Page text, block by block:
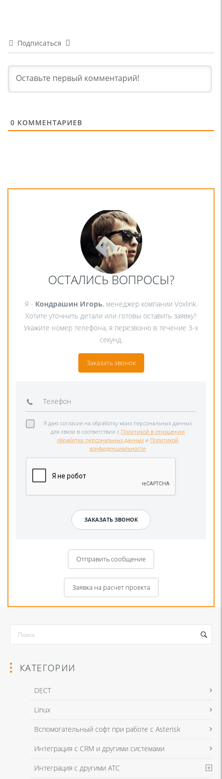
Подписаться
0 КОММЕНТАРИЕВ
ОСТАЛИСЬ ВОПРОСЫ?
Я - Кондрашин Игорь, менеджер компании Voxlink.
Хотите уточнить детали или готовы оставить заявку?
Укажите номер телефона, я перезвоню в течение 3-х
секунд.
Заказать звонок
Я даю согласие на обработку моих персональных данных
для связи в соответствии с Политикой в отношении
обработки персональных данных и Политикой
конфиденциальности
Отправить сообщение
Я даю согласие на обработку моих персональных данных для связи
в соответствии сПолитикой в отношении обработки персональных
Заявка на расчет проекта
КАТЕГОРИИ
DECT
Linux
Вспомогательный софт при работе с Asterisk
Интеграция с CRM и другими системами
Интеграция с другими АТС